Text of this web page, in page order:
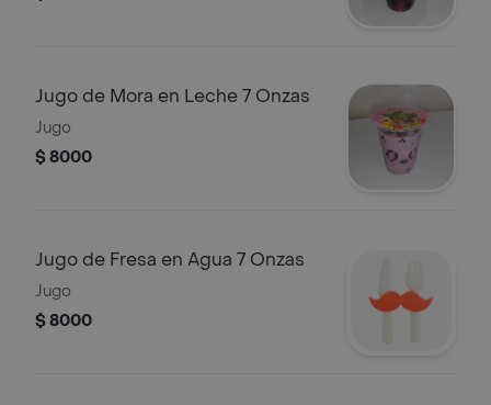
Jugo de Mora en Leche 7 Onzas
Jugo
$ 8000
Jugo de Fresa en Agua 7 Onzas
Jugo
$ 8000